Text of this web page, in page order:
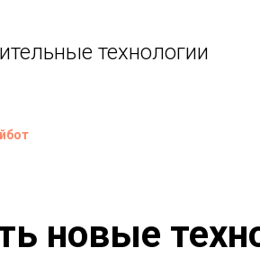
технологии
новые